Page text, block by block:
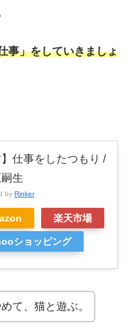
事」をしていきましょ
】仕事をしたつもり /
生
by Rinker
楽天市場
ショッピング
て、猫と遊ぶ。